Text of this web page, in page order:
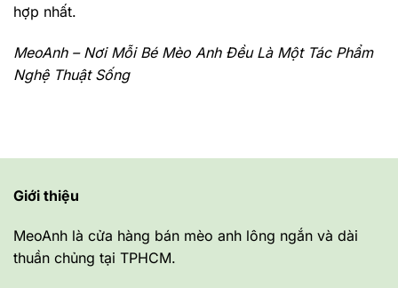
hợp nhất.
MeoAnh – Nơi Mỗi Bé Mèo Anh Đều Là Một Tác Phẩm
Nghệ Thuật Sống
Giới thiệu
MeoAnh là cửa hàng bán mèo anh lông ngắn và dài
thuần chủng tại TPHCM.